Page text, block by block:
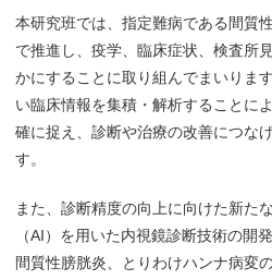
本研究班では、指定難病である間質
で推進し、疫学、臨床症状、検査所
かにすることに取り組んでまいりま
い臨床情報を集積・解析することに
確に捉え、診断や治療の改善につな
す。
また、診断精度の向上に向けた新た
（AI）を用いた内視鏡診断技術の開
間質性膀胱炎、とりわけハンナ病変